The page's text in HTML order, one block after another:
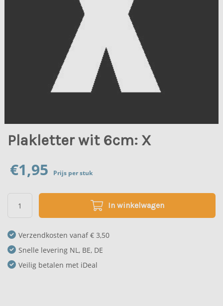
Plakletter wit 6cm: X
€1,95 Prijs per stuk
In winkelwagen
Verzendkosten vanaf € 3,50
Snelle levering NL, BE, DE
Veilig betalen met iDeal